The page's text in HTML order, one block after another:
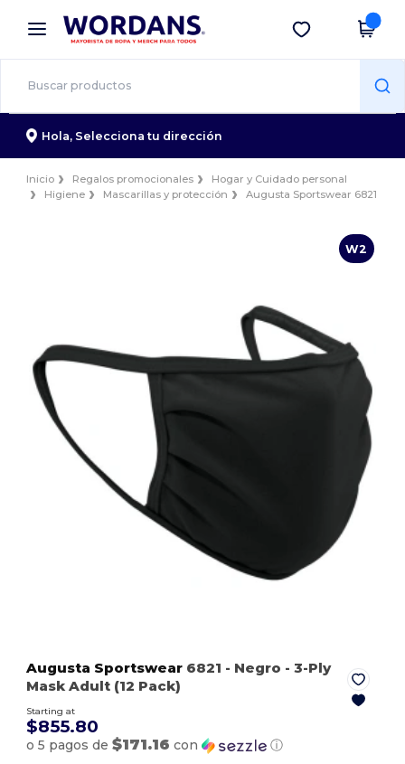
× App de Wordans
¡Mejores precios en app!
Descargar app
Hola, Selecciona tu dirección
Inicio Regalos promocionales
Hogar y Cuidado personal
Higiene
Mascarillas y protección Augusta Sportswear 6821
W2
Augusta Sportswear 6821 - Negro - 3-Ply
Mask Adult (12 Pack)
Starting at
$855.80
o 5 pagos de$171.16 con ⓘ